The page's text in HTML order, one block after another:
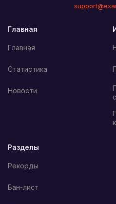
Главная
Главная
Статистика
Новости
Разделы
Рекорды
Бан-лист